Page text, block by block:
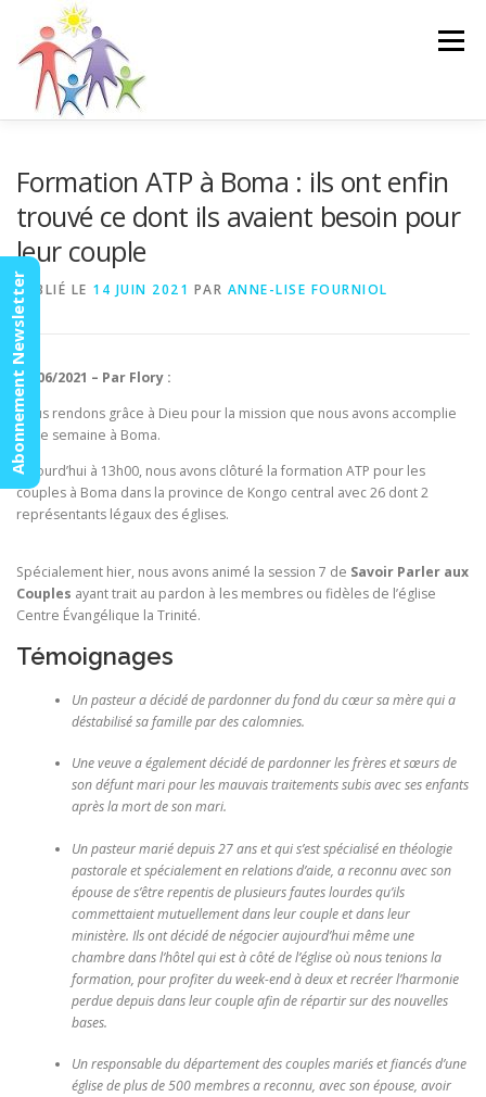
contenu
Menu
CONTACT
Formation ATP à Boma : ils ont enfin
trouvé ce dont ils avaient besoin pour
leur couple
PUBLIÉ LE 14 JUIN 2021 PAR ANNE-LISE FOURNIOL
12/06/2021 – Par Flory :
Nous rendons grâce à Dieu pour la mission que nous avons accomplie
cette semaine à Boma.
Aujourd’hui à 13h00, nous avons clôturé la formation ATP pour les
couples à Boma dans la province de Kongo central avec 26 dont 2
représentants légaux des églises.
Spécialement hier, nous avons animé la session 7 de Savoir Parler aux
Couples ayant trait au pardon à les membres ou fidèles de l’église
Centre Évangélique la Trinité.
Témoignages
Un pasteur a décidé de pardonner du fond du cœur sa mère qui a
déstabilisé sa famille par des calomnies.
Une veuve a également décidé de pardonner les frères et sœurs de
son défunt mari pour les mauvais traitements subis avec ses enfants
après la mort de son mari.
Un pasteur marié depuis 27 ans et qui s’est spécialisé en théologie
pastorale et spécialement en relations d’aide, a reconnu avec son
épouse de s’être repentis de plusieurs fautes lourdes qu’ils
commettaient mutuellement dans leur couple et dans leur
ministère. Ils ont décidé de négocier aujourd’hui même une
chambre dans l’hôtel qui est à côté de l’église où nous tenions la
formation, pour profiter du week-end à deux et recréer l’harmonie
perdue depuis dans leur couple afin de répartir sur des nouvelles
bases.
Un responsable du département des couples mariés et fiancés d’une
église de plus de 500 membres a reconnu, avec son épouse, avoir
Abonnement Newsletter